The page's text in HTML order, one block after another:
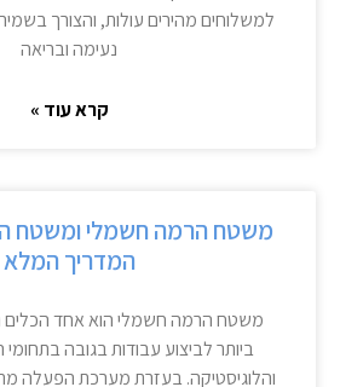
למשלוחים מהירים עולות, והצורך
נעימה ובריאה
קרא עוד »
משטח הרמה חשמלי ומשטח
המדריך המלא
משטח הרמה חשמלי הוא אחד הכלים
ביותר לביצוע עבודות בגובה
והלוגיסטיקה. בעזרת מערכת הפעלה